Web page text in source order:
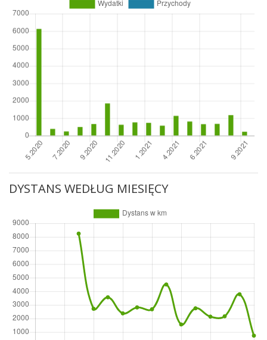
DYSTANS WEDŁUG MIESIĘCY